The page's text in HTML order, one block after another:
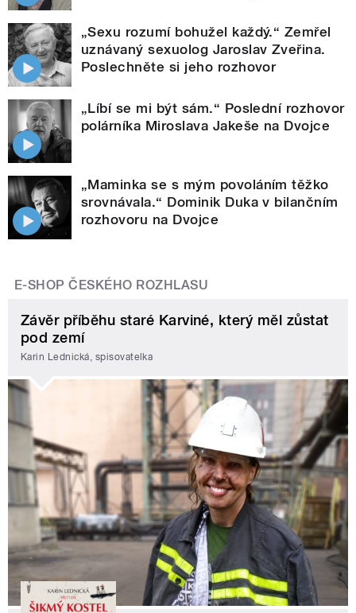
„Sexu rozumí bohužel každý.“ Zemřel
uznávaný sexuolog Jaroslav Zveřina.
Poslechněte si jeho rozhovor
„Líbí se mi být sám.“ Poslední rozhovor
polárníka Miroslava Jakeše na Dvojce
„Maminka se s mým povoláním těžko
srovnávala.“ Dominik Duka v bilančním
rozhovoru na Dvojce
E-SHOP ČESKÉHO ROZHLASU
Závěr příběhu staré Karviné, který měl zůstat
pod zemí
Karin Lednická, spisovatelka